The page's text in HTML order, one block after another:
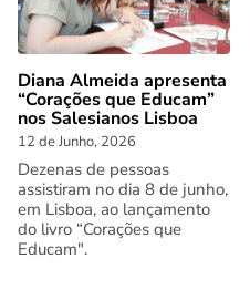
Diana Almeida apresenta
“Corações que Educam”
nos Salesianos Lisboa
12 de Junho, 2026
Dezenas de pessoas
assistiram no dia 8 de junho,
em Lisboa, ao lançamento
do livro “Corações que
Educam".